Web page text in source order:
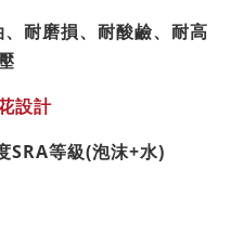
耐磨損、耐酸鹼、耐高
設計
SRA等級(泡沫+水)